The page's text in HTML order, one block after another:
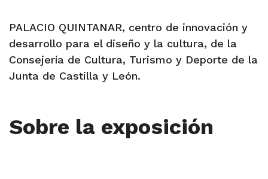
PALACIO QUINTANAR, centro de innovación y
desarrollo para el diseño y la cultura, de la
Consejería de Cultura, Turismo y Deporte de la
Junta de Castilla y León.
Sobre la exposición